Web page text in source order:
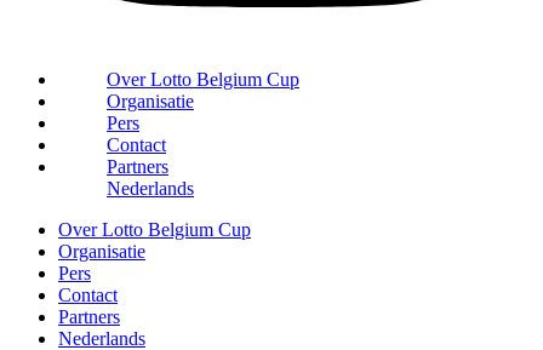
Over Lotto Belgium Cup
Organisatie
Pers
Contact
Partners
Nederlands
Over Lotto Belgium Cup
Organisatie
Pers
Contact
Partners
Nederlands